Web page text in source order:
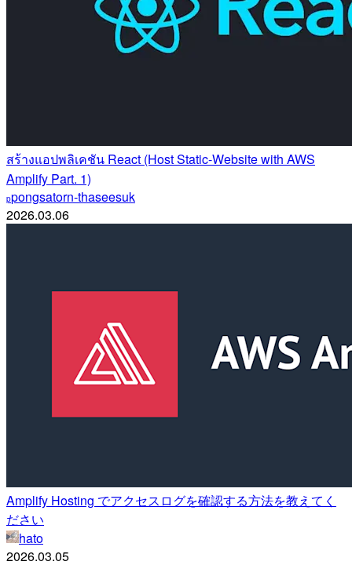
สร้างแอปพลิเคชัน React (Host Static-Website with AWS
Amplify Part. 1)
ppongsatorn-thaseesuk
2026.03.06
Amplify Hosting でアクセスログを確認する方法を教えてく
ださい
hato
2026.03.05